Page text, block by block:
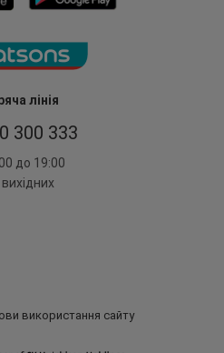
лінія
300 333
до 19:00
використання сайту